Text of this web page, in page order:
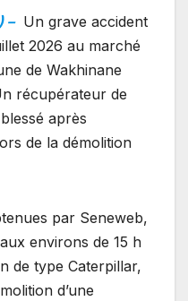
– Un grave accident
2026 au marché
de Wakhinane
récupérateur de
après
de la démolition
par Seneweb,
environs de 15 h
de type Caterpillar,
d’une